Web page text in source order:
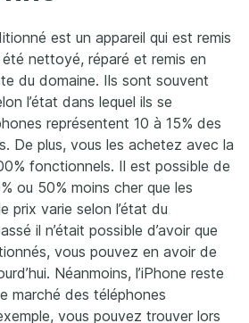
est un appareil qui est remis
nettoyé, réparé et remis en
du domaine. Ils sont souvent
l’état dans lequel ils se
représentent 10 à 15% des
De plus, vous les achetez avec la
fonctionnels. Il est possible de
ou 50% moins cher que les
prix varie selon l’état du
il n’était possible d’avoir que
vous pouvez en avoir de
Néanmoins, l’iPhone reste
marché des téléphones
vous pouvez trouver lors